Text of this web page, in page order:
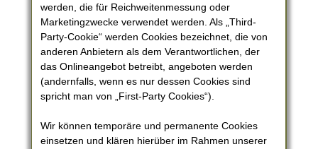
werden, die für Reichweitenmessung oder
Marketingzwecke verwendet werden. Als „Third-
Party-Cookie“ werden Cookies bezeichnet, die von
anderen Anbietern als dem Verantwortlichen, der
das Onlineangebot betreibt, angeboten werden
(andernfalls, wenn es nur dessen Cookies sind
spricht man von „First-Party Cookies“).
Wir können temporäre und permanente Cookies
einsetzen und klären hierüber im Rahmen unserer